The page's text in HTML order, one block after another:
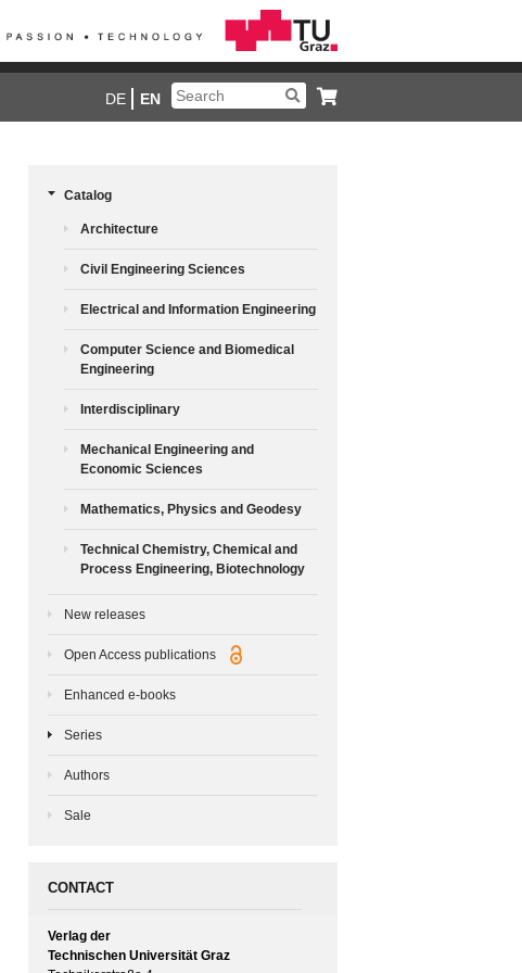
DE EN
Catalog
Architecture
Civil Engineering Sciences
Electrical and Information Engineering
Computer Science and Biomedical
Engineering
Interdisciplinary
Mechanical Engineering and
Economic Sciences
Mathematics, Physics and Geodesy
Technical Chemistry, Chemical and
Process Engineering, Biotechnology
New releases
Open Access publications
Enhanced e-books
Series
Authors
Sale
CONTACT
Verlag der
Technischen Universität Graz